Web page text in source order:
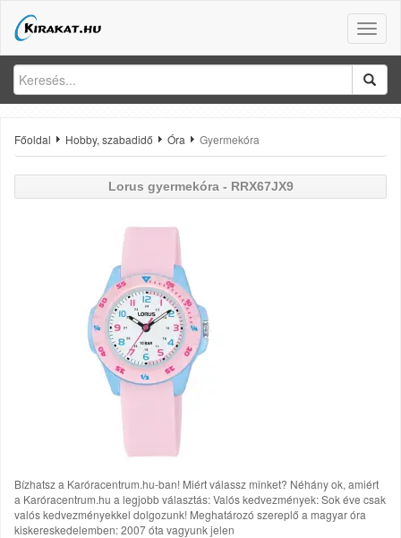
Toggle
Főoldal Hobby, szabadidő Óra Gyermekóra
Lorus gyermekóra - RRX67JX9
Bízhatsz a Karóracentrum.hu-ban! Miért válassz minket? Néhány ok, amiért
a Karóracentrum.hu a legjobb választás: Valós kedvezmények: Sok éve csak
valós kedvezményekkel dolgozunk! Meghatározó szereplő a magyar óra
kiskereskedelemben: 2007 óta vagyunk jelen